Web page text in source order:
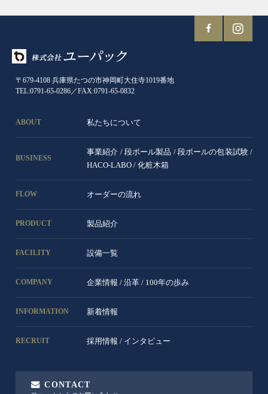
〒679-4108 兵庫県たつの市神岡町大住寺1019番地
TEL:0791-65-0286／FAX:0791-65-0832
ABOUT 私たちについて
BUSINESS
事業紹介 / 段ボール製品 / 段ボールの包装試験/
HACO-LABO / 化粧木箱
FLOW オーダーの流れ
PRODUCT 製品紹介
FACILITY 設備一覧
COMPANY 企業情報 / 沿革 / 100年の歩み
INFORMATION 新着情報
RECRUIT 採用情報 / インタビュー
CONTACT